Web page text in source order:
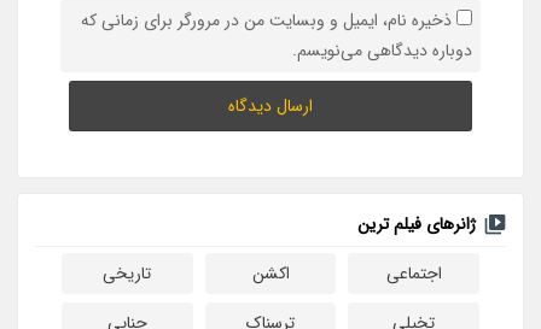
ذخیره نام، ایمیل و وبسایت من در مرورگر برای زمانی که
دوباره دیدگاهی می‌نویسم.
ژانرهای فیلم ترین
اجتماعی
اکشن
تاریخی
تخیلی
ترسناک
جنایی